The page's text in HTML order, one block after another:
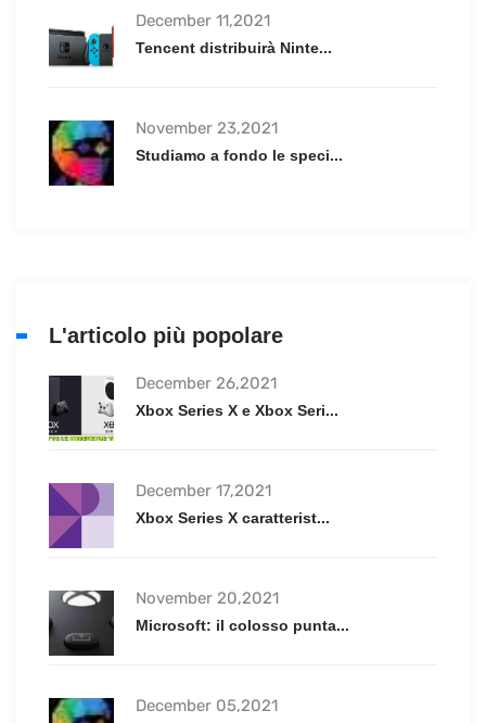
December 11,2021
Tencent distribuirà Ninte...
November 23,2021
Studiamo a fondo le speci...
L'articolo più popolare
December 26,2021
Xbox Series X e Xbox Seri...
December 17,2021
Xbox Series X caratterist...
November 20,2021
Microsoft: il colosso punta...
December 05,2021